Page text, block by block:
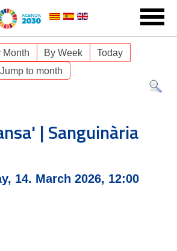
Month By Week
Today
Jump to month
| Sanguinària
14. March 2026, 12:00